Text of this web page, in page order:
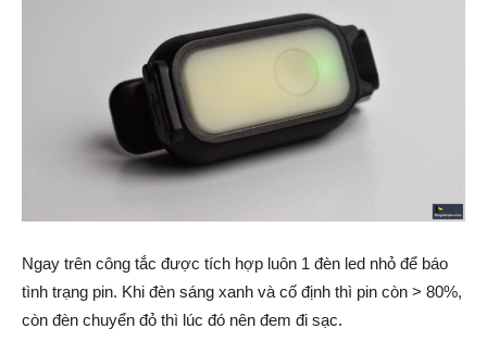
Ngay trên công tắc được tích hợp luôn 1 đèn led nhỏ để báo
tình trạng pin. Khi đèn sáng xanh và cố định thì pin còn > 80%,
còn đèn chuyển đỏ thì lúc đó nên đem đi sạc.